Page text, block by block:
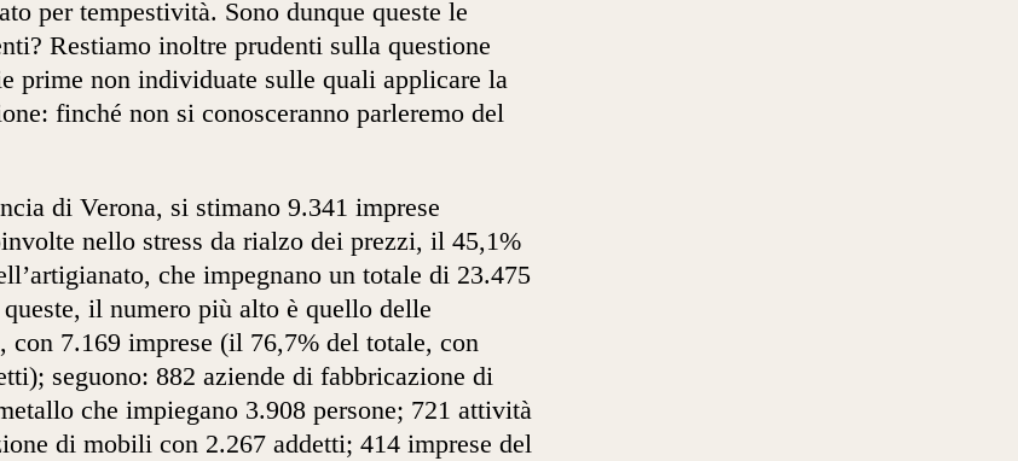
per tempestività. Sono dunque queste le
Restiamo inoltre prudenti sulla questione
prime non individuate sulle quali applicare la
finché non si conosceranno parleremo del
di Verona, si stimano 9.341 imprese
nello stress da rialzo dei prezzi, il 45,1%
che impegnano un totale di 23.475
il numero più alto è quello delle
con 7.169 imprese (il 76,7% del totale, con
seguono: 882 aziende di fabbricazione di
che impiegano 3.908 persone; 721 attività
di mobili con 2.267 addetti; 414 imprese del